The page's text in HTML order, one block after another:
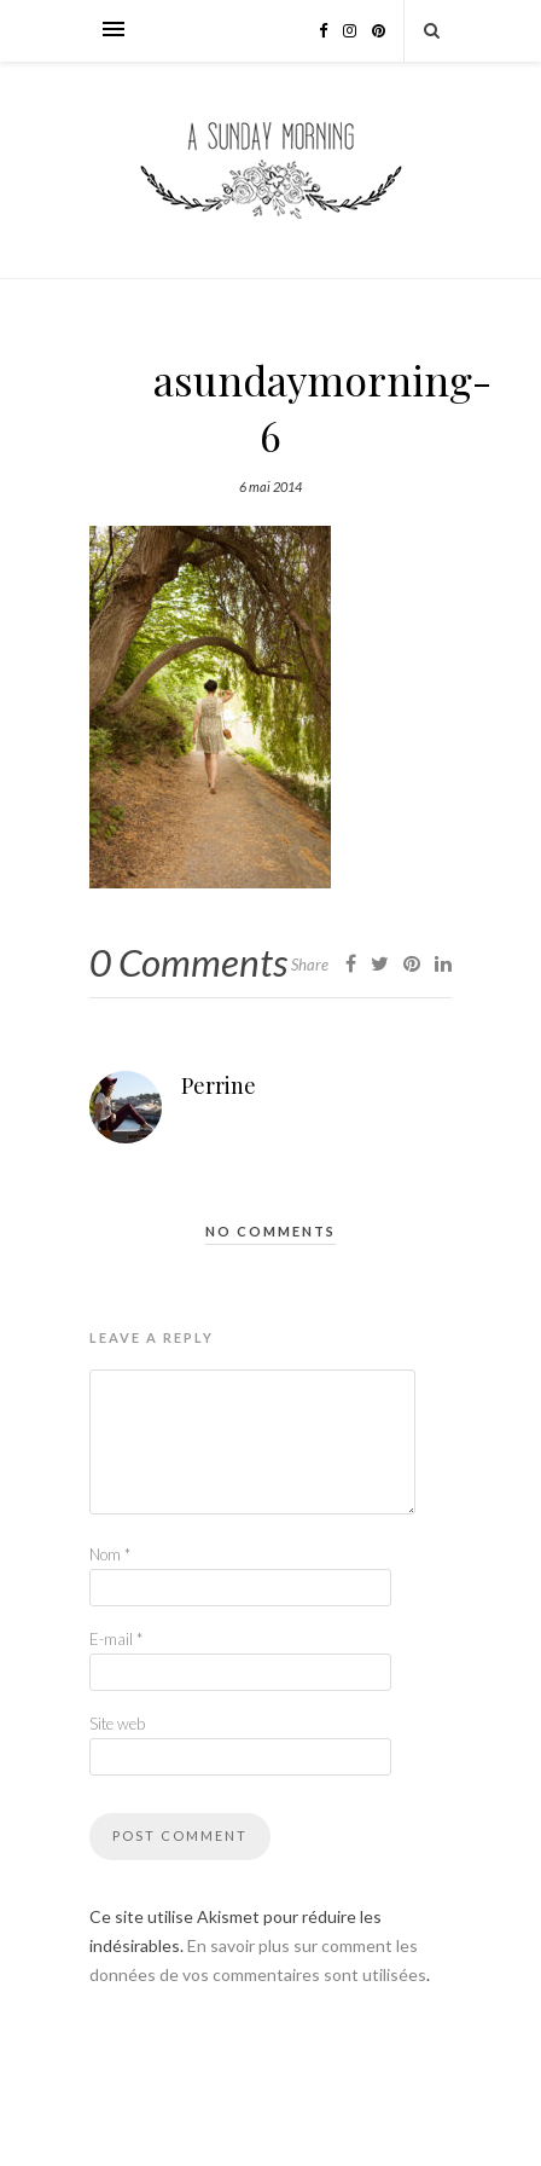
asundaymorning-
6
6 mai 2014
0 CommentsShare
Perrine
NO COMMENTS
LEAVE A REPLY
Nom *
E-mail *
Site web
Ce site utilise Akismet pour réduire les
indésirables.En savoir plus sur comment les
données de vos commentaires sont utilisées.